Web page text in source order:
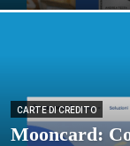
CARTE DI CREDITO
Mooncard: